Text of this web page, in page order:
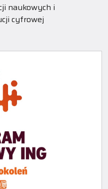
naukowych i
cyfrowej